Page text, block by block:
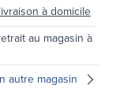
livraison à domicile
au magasin à
autre magasin